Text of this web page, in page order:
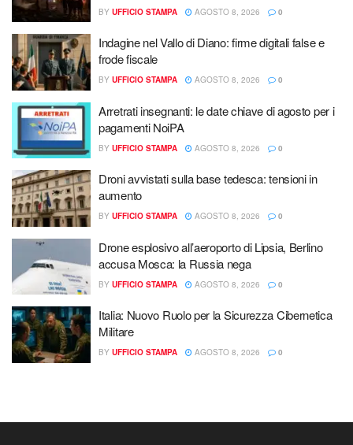
BY UFFICIO STAMPA AGOSTO 8, 2026 0
Indagine nel Vallo di Diano: firme digitali false e
frode fiscale
BY UFFICIO STAMPA AGOSTO 8, 2026 0
Arretrati insegnanti: le date chiave di agosto per i
pagamenti NoiPA
BY UFFICIO STAMPA AGOSTO 8, 2026 0
Droni avvistati sulla base tedesca: tensioni in
aumento
BY UFFICIO STAMPA AGOSTO 8, 2026 0
Drone esplosivo all’aeroporto di Lipsia, Berlino
accusa Mosca: la Russia nega
BY UFFICIO STAMPA AGOSTO 8, 2026 0
Italia: Nuovo Ruolo per la Sicurezza Cibernetica
Militare
BY UFFICIO STAMPA AGOSTO 8, 2026 0